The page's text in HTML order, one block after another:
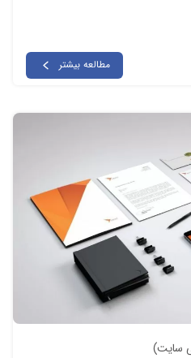
مطالعه بیشتر
سایت)